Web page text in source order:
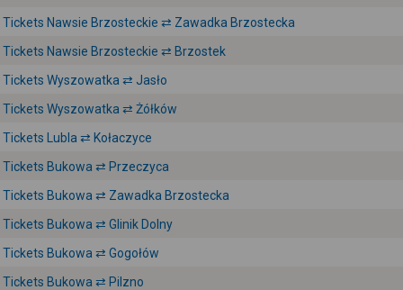
Tickets Nawsie Brzosteckie ⇄ Zawadka Brzostecka
Tickets Nawsie Brzosteckie ⇄ Brzostek
Tickets Wyszowatka ⇄ Jasło
Tickets Wyszowatka ⇄ Żółków
Tickets Lubla ⇄ Kołaczyce
Tickets Bukowa ⇄ Przeczyca
Tickets Bukowa ⇄ Zawadka Brzostecka
Tickets Bukowa ⇄ Glinik Dolny
Tickets Bukowa ⇄ Gogołów
Tickets Bukowa ⇄ Pilzno